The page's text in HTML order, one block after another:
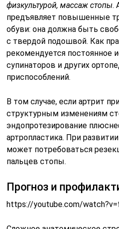
физкультурой, массаж стопы.
предъявляет повышенные
обуви: она должна быть
с твердой подошвой. Как
рекомендуется постоянное
супинаторов и других
приспособлений.
В том случае, если артрит
структурным изменениям
эндопротезирование
артропластика. При
может потребоваться
пальцев стопы.
Прогноз и
https://youtube.com/